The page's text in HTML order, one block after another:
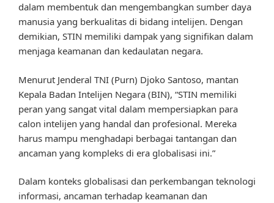
dalam membentuk dan mengembangkan sumber daya
manusia yang berkualitas di bidang intelijen. Dengan
demikian, STIN memiliki dampak yang signifikan dalam
menjaga keamanan dan kedaulatan negara.
Menurut Jenderal TNI (Purn) Djoko Santoso, mantan
Kepala Badan Intelijen Negara (BIN), “STIN memiliki
peran yang sangat vital dalam mempersiapkan para
calon intelijen yang handal dan profesional. Mereka
harus mampu menghadapi berbagai tantangan dan
ancaman yang kompleks di era globalisasi ini.”
Dalam konteks globalisasi dan perkembangan teknologi
informasi, ancaman terhadap keamanan dan